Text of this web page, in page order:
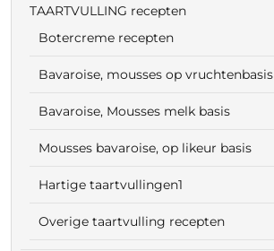
TAARTVULLING recepten
Botercreme recepten
Bavaroise, mousses op vruchtenbasis
Bavaroise, Mousses melk basis
Mousses bavaroise, op likeur basis
Hartige taartvullingen1
Overige taartvulling recepten